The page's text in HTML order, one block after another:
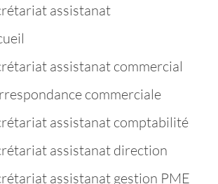
assistanat
assistanat commercial
commerciale
assistanat comptabilité
assistanat direction
assistanat gestion PME